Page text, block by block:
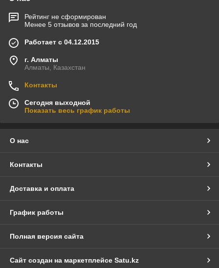
Рейтинг не сформирован
Менее 5 отзывов за последний год
Работает с 04.12.2015
г. Алматы
Алматы, Казахстан
Контакты
Сегодня выходной
Показать весь график работы
О нас
Контакты
Доставка и оплата
График работы
Полная версия сайта
Сайт создан на маркетплейсе Satu.kz